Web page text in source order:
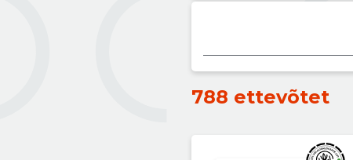
788 ettevõtet